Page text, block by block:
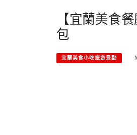
【宜蘭美食
包
宜蘭美食小吃旅遊景點